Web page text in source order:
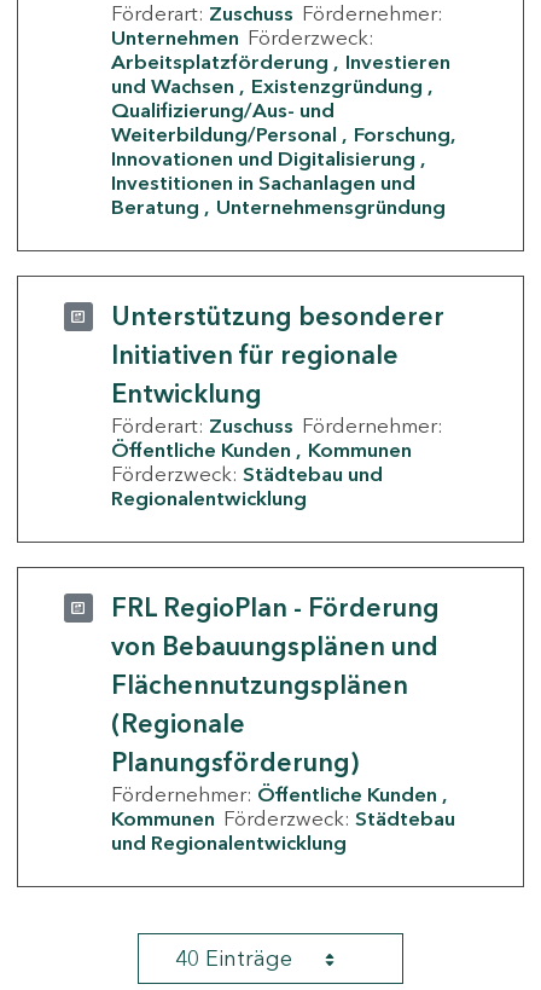
Förderart: Zuschuss Fördernehmer:
Unternehmen Förderzweck:
Arbeitsplatzförderung
Investieren
und Wachsen
Existenzgründung
Qualifizierung/Aus- und
Weiterbildung/Personal
Forschung,
Innovationen und Digitalisierung
Investitionen in Sachanlagen und
Beratung
Unternehmensgründung
Unterstützung besonderer
Initiativen für regionale
Entwicklung
Förderart: Zuschuss Fördernehmer:
Öffentliche Kunden
Kommunen
Förderzweck: Städtebau und
Regionalentwicklung
FRL RegioPlan - Förderung
von Bebauungsplänen und
Flächennutzungsplänen
(Regionale
Planungsförderung)
Fördernehmer: Öffentliche Kunden
Kommunen Förderzweck: Städtebau
und Regionalentwicklung
40 Einträge